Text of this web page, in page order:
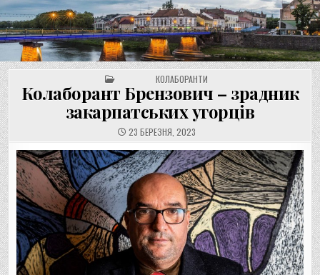
Перейти
до
вмісту
UNGVAR.UZ.UA
POSTED INКОЛАБОРАНТИ
Колаборант Брензович – зрадник
закарпатських угорців
23 БЕРЕЗНЯ, 2023